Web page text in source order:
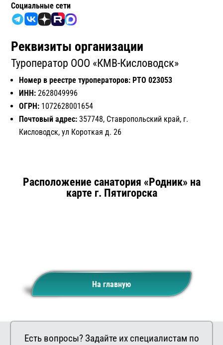
Cоциальные сети
Реквизиты организации
Туроператор ООО «КМВ-Кисловодск»
Номер в реестре туроператоров: РТО 023053
ИНН:2628049996
ОГРН: 1072628001654
Почтовый адрес:357748, Ставропольский край, г.
Кисловодск, ул Короткая д. 26
Расположение санатория «Родник» на
карте г. Пятигорска
На главную
Есть вопросы? Задайте их специалистам по